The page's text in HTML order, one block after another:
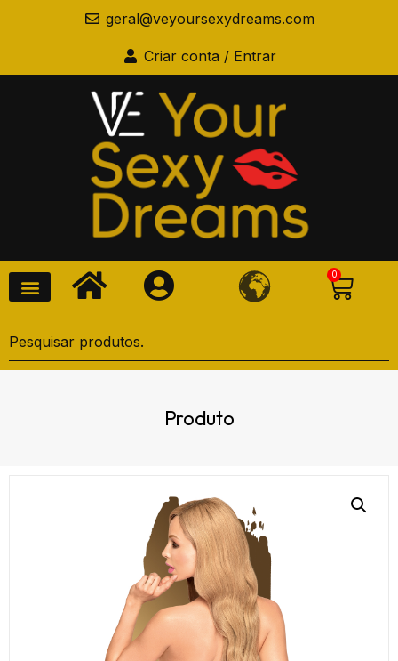
geral@veyoursexydreams.com
Criar conta / Entrar
0
Produto